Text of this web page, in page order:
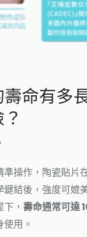
命有多
準操作，陶瓷貼片
鍵結後，強度可媲
， 壽命通常可達
用。